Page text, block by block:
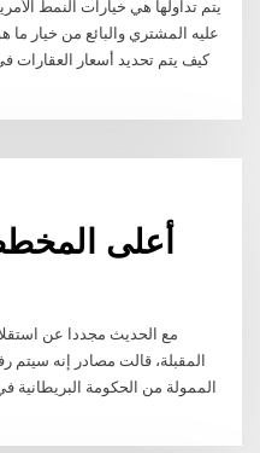
يتم تداولها هي خيارات النمط
كيف يتم تحديد أسعار العقارات
أعلى
مع الحديث مجددا عن
المقبلة، قالت مصادر إنه سيتم